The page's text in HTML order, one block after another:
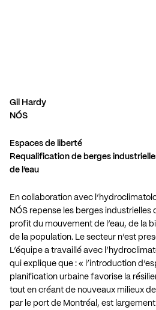
Gil Hardy
NÓS
Espaces de liberté
Requalification de berges
de l’eau
En collaboration avec
NÓS repense les berges industrielles
profit du mouvement de l’eau, de la
de la population. Le secteur n’est
L’équipe a travaillé avec
qui explique que : « l’introduction
planification urbaine favorise la
tout en créant de nouveaux milieux
par le port de Montréal, est